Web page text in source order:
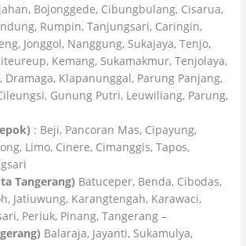
Bojonggede, Cibungbulang, Cisarua,
Rumpin, Tanjungsari, Caringin,
Jonggol, Nanggung, Sukajaya, Tenjo,
Kemang, Sukamakmur, Tenjolaya,
Dramaga, Klapanunggal, Parung Panjang,
Gunung Putri, Leuwiliang, Parung,
: Beji, Pancoran Mas, Cipayung,
Limo, Cinere, Cimanggis, Tapos,
Tangerang) Batuceper, Benda, Cibodas,
Jatiuwung, Karangtengah, Karawaci,
Periuk, Pinang, Tangerang –
Balaraja, Jayanti, Sukamulya,